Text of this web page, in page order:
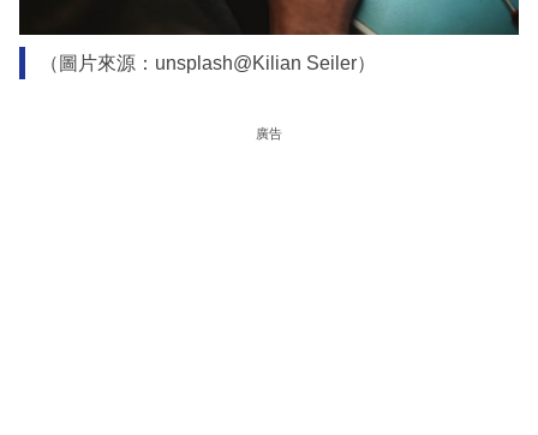
（圖片來源：unsplash@Kilian Seiler）
廣告